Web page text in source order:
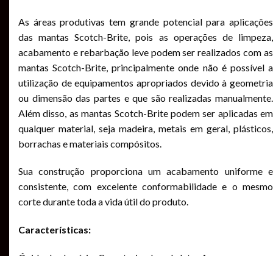
As áreas produtivas tem grande potencial para aplicações
das mantas Scotch-Brite, pois as operações de limpeza,
acabamento e rebarbação leve podem ser realizados com as
mantas Scotch-Brite, principalmente onde não é possível a
utilização de equipamentos apropriados devido à geometria
ou dimensão das partes e que são realizadas manualmente.
Além disso, as mantas Scotch-Brite podem ser aplicadas em
qualquer material, seja madeira, metais em geral, plásticos,
borrachas e materiais compósitos.
Sua construção proporciona um acabamento uniforme e
consistente, com excelente conformabilidade e o mesmo
corte durante toda a vida útil do produto.
Características: